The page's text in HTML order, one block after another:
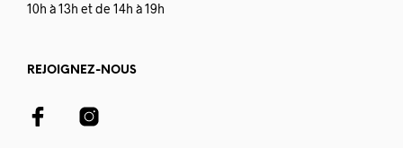
10h à 13h et de 14h à 19h
REJOIGNEZ-NOUS